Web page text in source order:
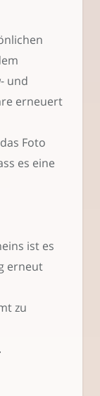
und
erneuert
Foto
es eine
ist es
erneut
zu